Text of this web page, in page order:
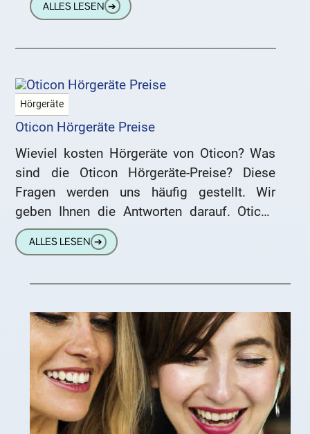
nach einem
ALLES LESEN ➔
Hörgeräte
Oticon Hörgeräte Preise
Wieviel kosten Hörgeräte von Oticon? Was
sind die Oticon Hörgeräte-Preise? Diese
Fragen werden uns häufig gestellt. Wir
geben Ihnen die Antworten darauf. Oticon
stellt sehr gute Hörgeräte her. Das
Unternehmen
ALLES LESEN ➔